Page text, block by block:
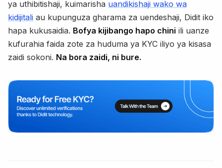
ya uthibitishaji, kuimarisha uandikishaji wako wa
kidijitali au kupunguza gharama za uendeshaji, Didit iko
hapa kukusaidia. Bofya kijibango hapo chini ili uanze
kufurahia faida zote za huduma ya KYC iliyo ya kisasa
zaidi sokoni. Na bora zaidi, ni bure.